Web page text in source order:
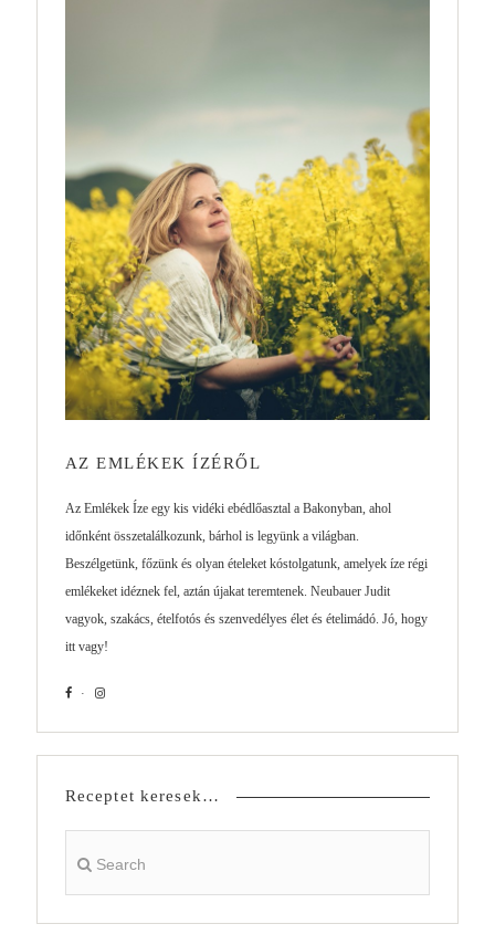
AZ EMLÉKEK ÍZÉRŐL
Az Emlékek Íze egy kis vidéki ebédlőasztal a Bakonyban, ahol
időnként összetalálkozunk, bárhol is legyünk a világban.
Beszélgetünk, főzünk és olyan ételeket kóstolgatunk, amelyek íze régi
emlékeket idéznek fel, aztán újakat teremtenek. Neubauer Judit
vagyok, szakács, ételfotós és szenvedélyes élet és ételimádó. Jó, hogy
itt vagy!
Receptet keresek…